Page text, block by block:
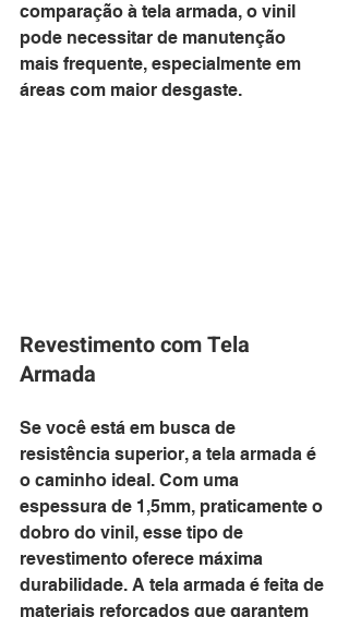
comparação à tela armada, o vinil
pode necessitar de manutenção
mais frequente, especialmente em
áreas com maior desgaste.
Revestimento com Tela
Armada
Se você está em busca de
resistência superior, a tela armada é
o caminho ideal. Com uma
espessura de 1,5mm, praticamente o
dobro do vinil, esse tipo de
revestimento oferece máxima
durabilidade. A tela armada é feita de
materiais reforçados que garantem